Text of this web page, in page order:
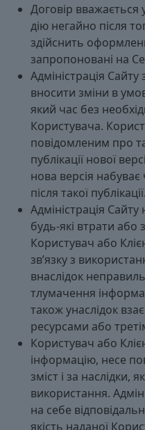
Договір
дію негайно після
здійснить
запропоновані на
Адміністрація
вносити зміни в
який час без
Користувача.
повідомленим про
публікації нової
нова версія
після такої публікації.
Адміністрація Сайту
будь-які втрати або
Користувач або
зв’язку з
внаслідок
тлумачення
також унаслідок
ресурсами або
Користувач або
інформацію, несе
зміст і за наслідки,
використання.
на себе
якість наданої